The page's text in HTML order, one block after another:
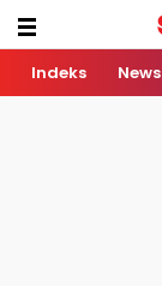
Indeks News